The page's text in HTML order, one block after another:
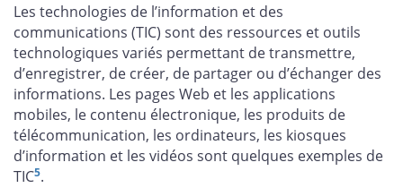
Les technologies de l’information et des
communications (TIC) sont des ressources et outils
technologiques variés permettant de transmettre,
d’enregistrer, de créer, de partager ou d’échanger des
informations. Les pages Web et les applications
mobiles, le contenu électronique, les produits de
télécommunication, les ordinateurs, les kiosques
d’information et les vidéos sont quelques exemples de
TIC5.